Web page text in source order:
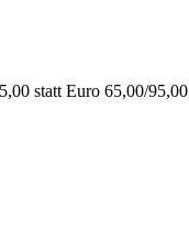
statt Euro 65,00/95,00